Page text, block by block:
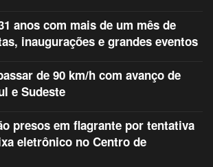
anos com mais de um mês de
inaugurações e grandes eventos
de 90 km/h com avanço de
e Sudeste
presos em flagrante por tentativa
eletrônico no Centro de